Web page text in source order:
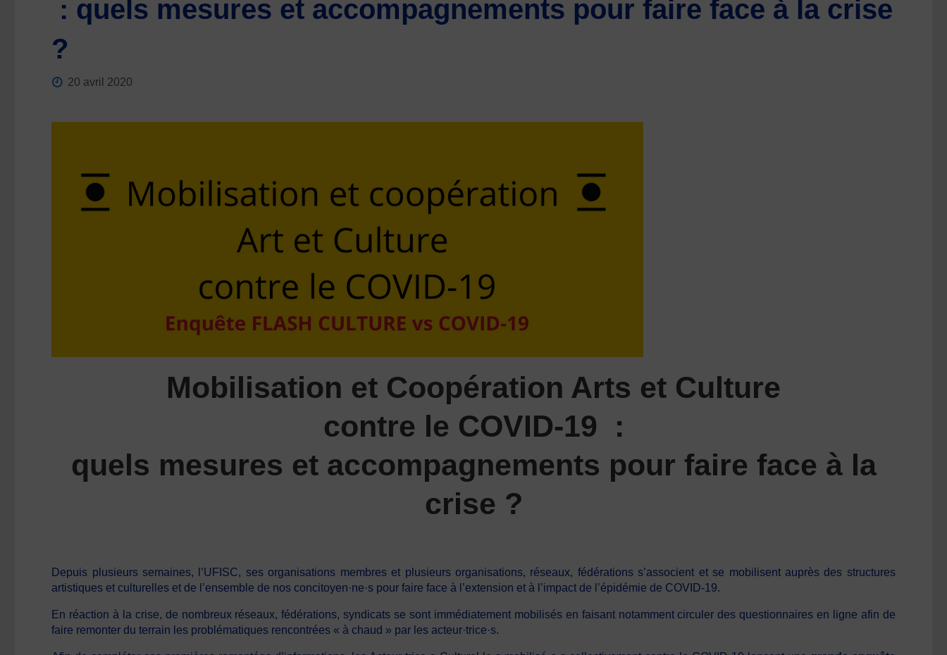
: quels mesures et accompagnements pour faire face à la crise
?
20 avril 2020
Mobilisation et Coopération Arts et Culture
contre le COVID-19 :
quels mesures et accompagnements pour faire face à la
crise ?
Depuis plusieurs semaines, l’UFISC, ses organisations membres et plusieurs organisations, réseaux, fédérations s’associent et se mobilisent auprès des structures
artistiques et culturelles et de l’ensemble de nos concitoyen·ne·s pour faire face à l’extension et à l’impact de l’épidémie de COVID-19.
En réaction à la crise, de nombreux réseaux, fédérations, syndicats se sont immédiatement mobilisés en faisant notamment circuler des questionnaires en ligne afin de
faire remonter du terrain les problématiques rencontrées « à chaud » par les acteur·trice·s.